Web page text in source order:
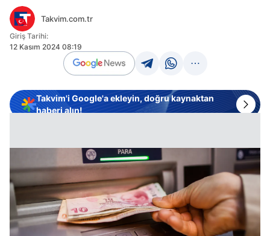
Takvim.com.tr
Giriş Tarihi:
12 Kasım 2024 08:19
Takvim'i Google'a ekleyin, doğru kaynaktan
haberi alın!